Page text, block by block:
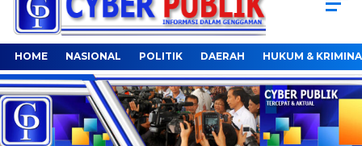
HOME NASIONAL POLITIK DAERAH HUKUM &